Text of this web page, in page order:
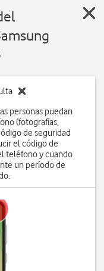
personas puedan
(fotografías,
de seguridad
el código de
teléfono y cuando
un período de